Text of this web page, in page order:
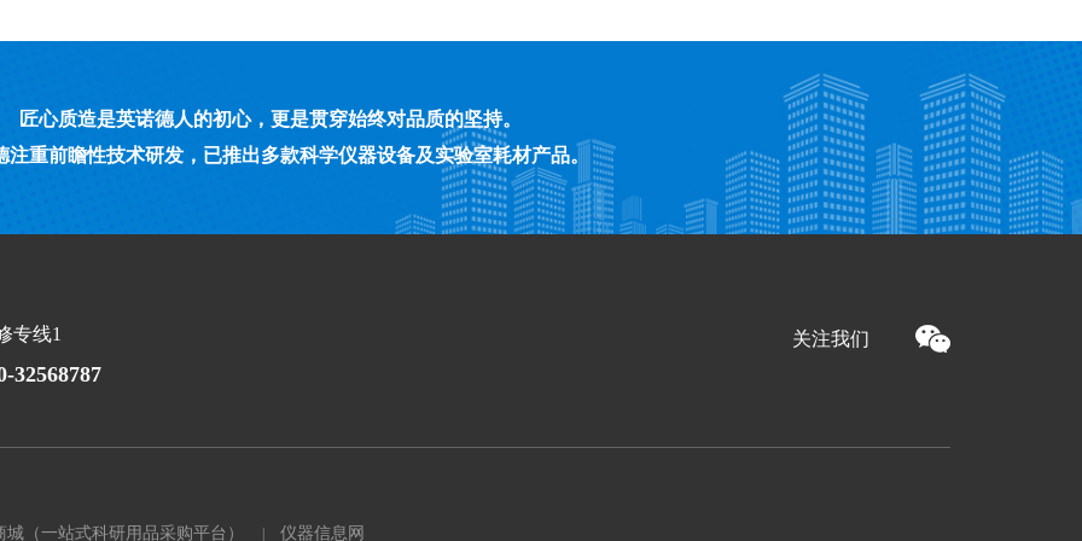
匠心质造是英诺德人的初心，更是贯穿始终对品质的坚持。
注重前瞻性技术研发，已推出多款科学仪器设备及实验室耗材产品。
专线1
32568787
关注我们
城（一站式科研用品采购平台） | 仪器信息网